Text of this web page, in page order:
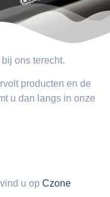
ons terecht.
producten en de
u dan langs in onze
u op Czone